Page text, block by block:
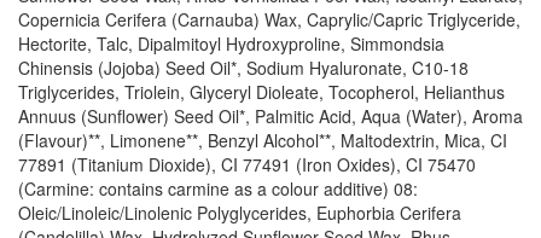
Copernicia Cerifera (Carnauba) Wax, Caprylic/Capric Triglyceride,
Hectorite, Talc, Dipalmitoyl Hydroxyproline, Simmondsia
Chinensis (Jojoba) Seed Oil*, Sodium Hyaluronate, C10-18
Triglycerides, Triolein, Glyceryl Dioleate, Tocopherol, Helianthus
Annuus (Sunflower) Seed Oil*, Palmitic Acid, Aqua (Water), Aroma
(Flavour)**, Limonene**, Benzyl Alcohol**, Maltodextrin, Mica, CI
77891 (Titanium Dioxide), CI 77491 (Iron Oxides), CI 75470
(Carmine: contains carmine as a colour additive) 08:
Oleic/Linoleic/Linolenic Polyglycerides, Euphorbia Cerifera